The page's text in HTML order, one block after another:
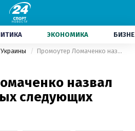
ЭКОНОМИКА
Промоутер Ломаченко назвал его возможных следующих соперников
назвал
следующих